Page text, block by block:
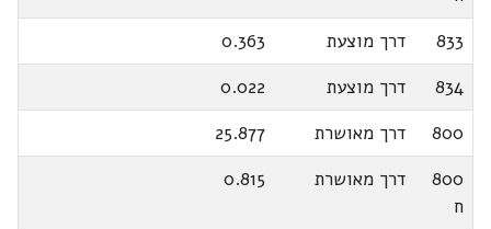
833 דרך מוצעת
0.363
834
דרך מוצעת
0.022
800
דרך מאושרת
25.877
800
ח
דרך מאושרת 0.815